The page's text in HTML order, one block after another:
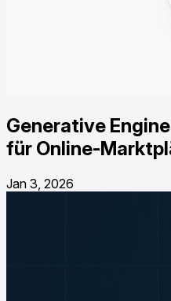
Generative
für Online-
Jan 3, 2026